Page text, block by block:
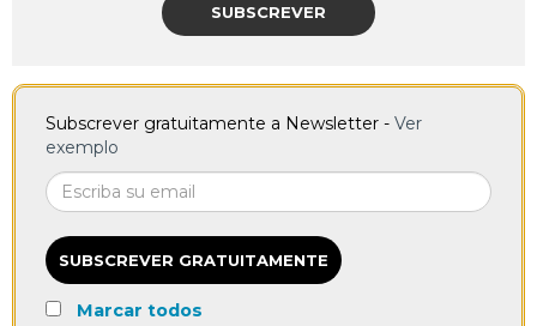
SUBSCREVER
Subscrever gratuitamente a Newsletter - Ver
exemplo
SUBSCREVER GRATUITAMENTE
Marcar todos